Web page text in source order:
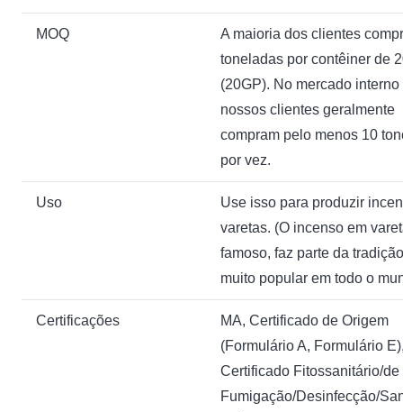
MOQ
A maioria dos clientes
toneladas por contêiner de
(20GP). No mercado
nossos clientes geralmente
compram pelo menos 10
por vez.
Uso
Use isso para produzir
varetas. (O incenso em
famoso, faz parte da
muito popular em todo o
Certificações
MA, Certificado de Origem
(Formulário A, Formulário
Certificado Fitossanitário/de
Fumigação/Desinfecção/